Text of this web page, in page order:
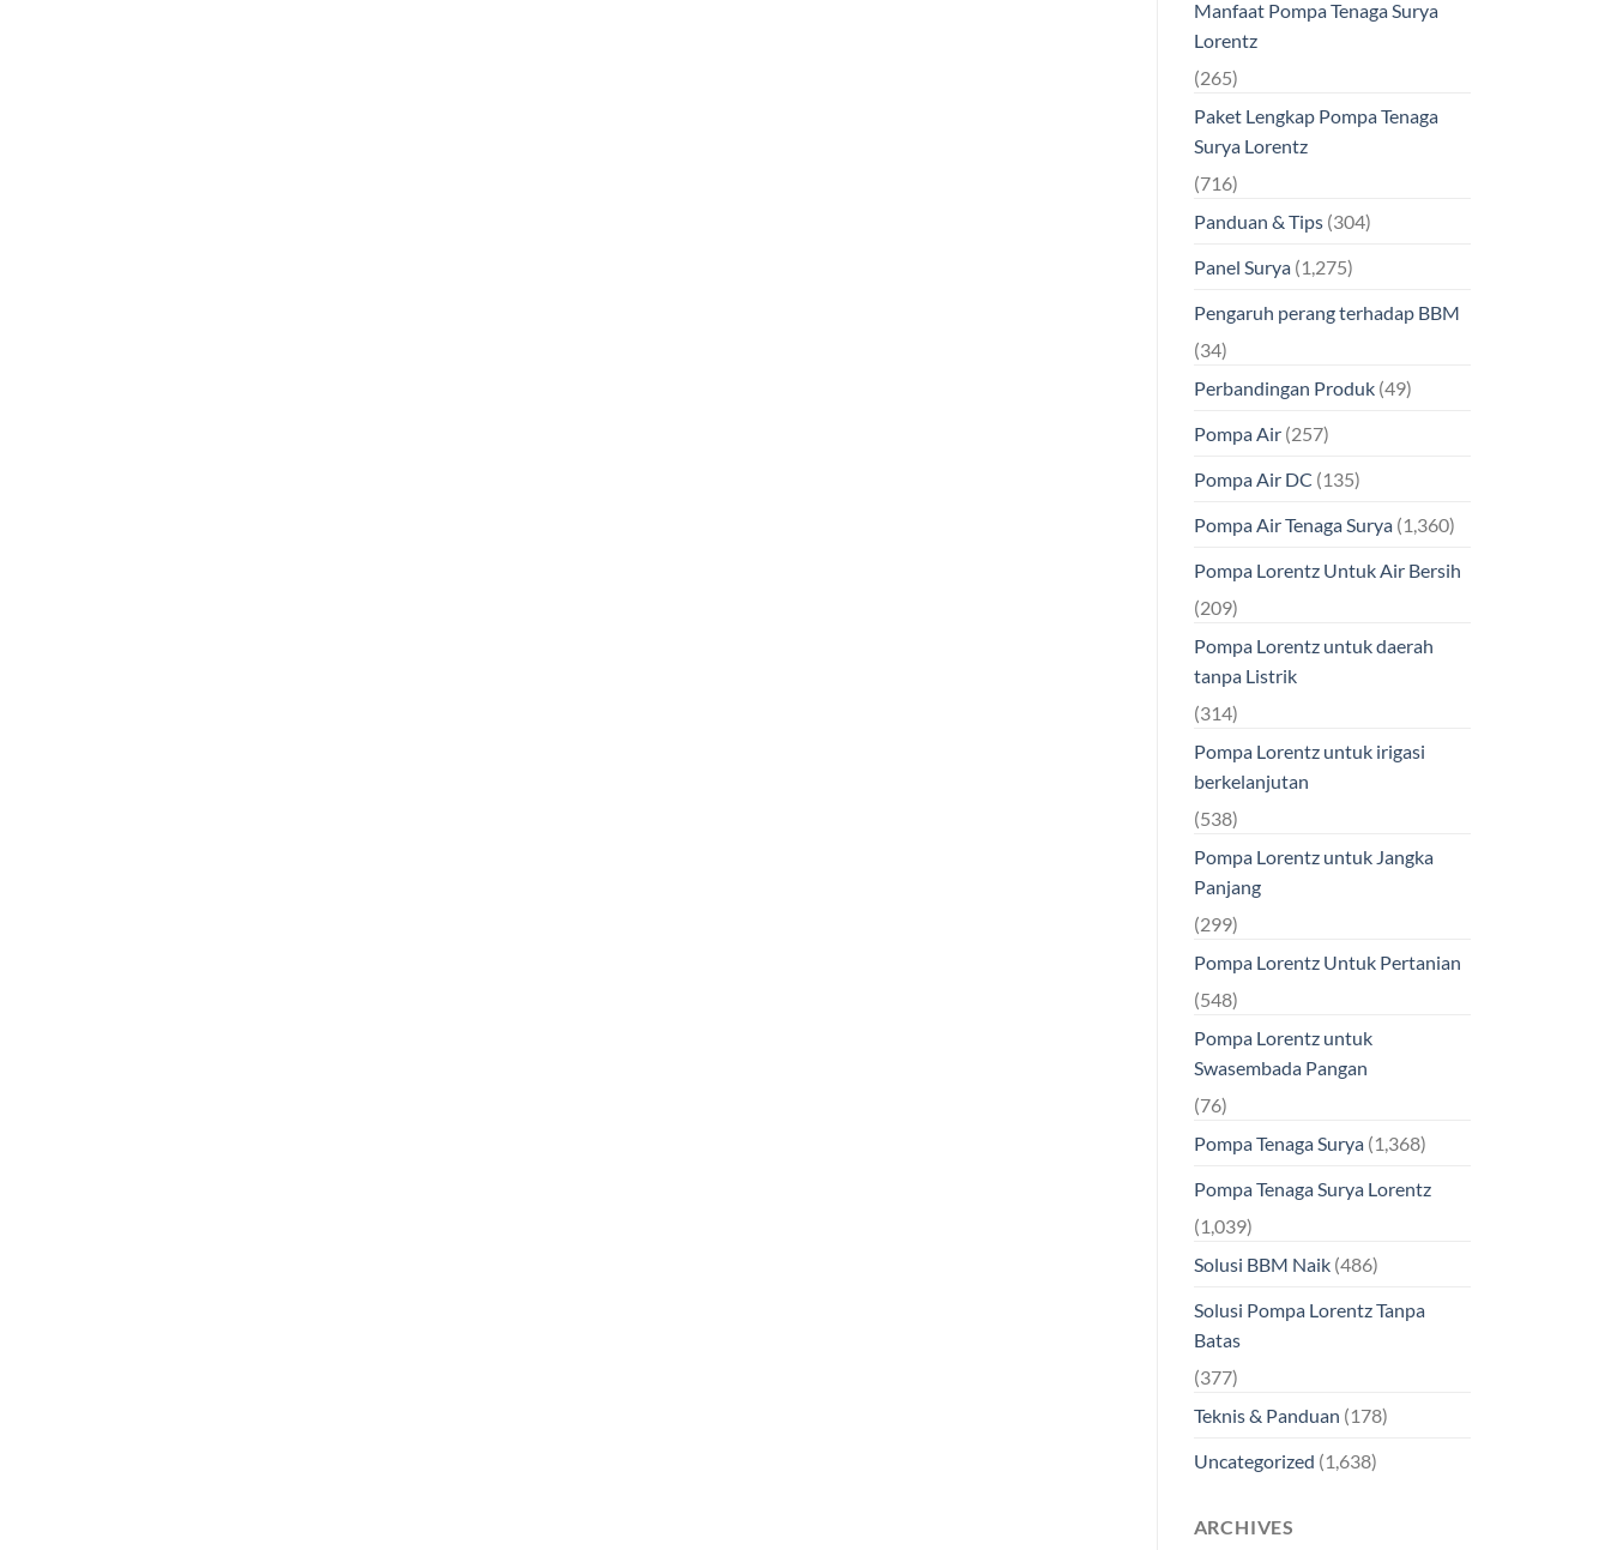
Manfaat Pompa Tenaga Surya
Lorentz
(265)
Paket Lengkap Pompa Tenaga
Surya Lorentz
(716)
Panduan & Tips(304)
Panel Surya(1,275)
Pengaruh perang terhadap BBM
(34)
Perbandingan Produk(49)
Pompa Air(257)
Pompa Air DC (135)
Pompa Air Tenaga Surya(1,360)
Pompa Lorentz Untuk Air Bersih
(209)
Pompa Lorentz untuk daerah
tanpa Listrik
(314)
Pompa Lorentz untuk irigasi
berkelanjutan
(538)
Pompa Lorentz untuk Jangka
Panjang
(299)
Pompa Lorentz Untuk Pertanian
(548)
Pompa Lorentz untuk
Swasembada Pangan
(76)
Pompa Tenaga Surya(1,368)
Pompa Tenaga Surya Lorentz
(1,039)
Solusi BBM Naik(486)
Solusi Pompa Lorentz Tanpa
Batas
(377)
Teknis & Panduan (178)
Uncategorized (1,638)
ARCHIVES